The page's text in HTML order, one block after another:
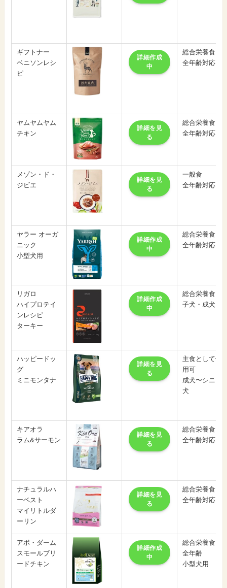
ギフトナー
ベニソンレシ
ピ
詳細作成
中
総合栄養食
全年齢対応
ヤムヤムヤム
チキン
詳細を見
る
総合栄養食
全年齢対応
メゾン・ド・
ジビエ
詳細を見
る
一般食
全年齢対応
ヤラー オーガ
ニック
小型犬用
詳細作成
中
総合栄養食
全年齢対応
リガロ
ハイプロテイ
ンレシピ
ターキー
詳細作成
中
総合栄養食
子犬・成犬
ハッピードッ
グ
ミニモンタナ
詳細を見
る
主食として使
用可
成犬〜シニア
犬
キアオラ
ラム&サーモン
詳細を見
る
総合栄養食
全年齢対応
ナチュラルハ
ーベスト
マイリトルダ
ーリン
詳細を見
る
総合栄養食
全年齢対応
アボ・ダーム
スモールブリ
ードチキン
詳細作成
中
総合栄養食
全年齢
小型犬用